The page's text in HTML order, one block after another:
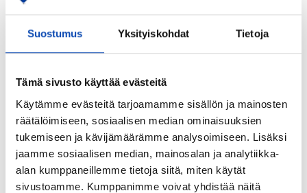
Suostumus Yksityiskohdat Tietoja
Tämä sivusto käyttää evästeitä
Käytämme evästeitä tarjoamamme sisällön ja mainosten
räätälöimiseen, sosiaalisen median ominaisuuksien
tukemiseen ja kävijämäärämme analysoimiseen. Lisäksi
jaamme sosiaalisen median, mainosalan ja analytiikka-
alan kumppaneillemme tietoja siitä, miten käytät
sivustoamme. Kumppanimme voivat yhdistää näitä
Kylpyhuoneen kuvaus:
Asunnossa remontoitu kylpyhuone ja wc tila
WC-istuin, suihku, pesukoneliitäntä, lattialämmitys ja
Lattiamateriaalit:
Laatta
Seinämateriaalit:
Kaakeli